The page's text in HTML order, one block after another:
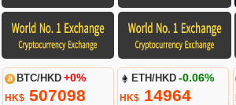
BTC/HKD +0%
HK$507098
ETH/HKD -0.06%
HK$ 14964